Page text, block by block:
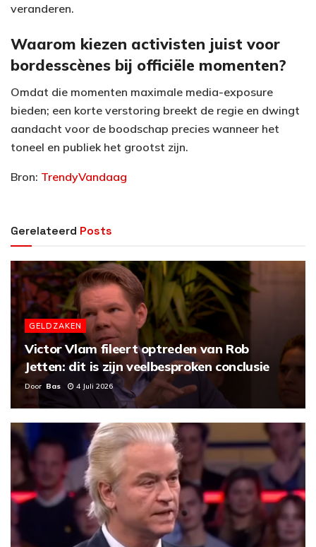
veranderen.
Waarom kiezen activisten juist voor
bordesscènes bij officiële momenten?
Omdat die momenten maximale media-exposure
bieden; een korte verstoring breekt de regie en dwingt
aandacht voor de boodschap precies wanneer het
toneel en publiek het grootst zijn.
Bron: TrendyVandaag
Gerelateerd Posts
GELDZAKEN
Victor Vlam fileert optreden van Rob
Jetten: dit is zijn veelbesproken conclusie
Door Bas 4 Juli 2026